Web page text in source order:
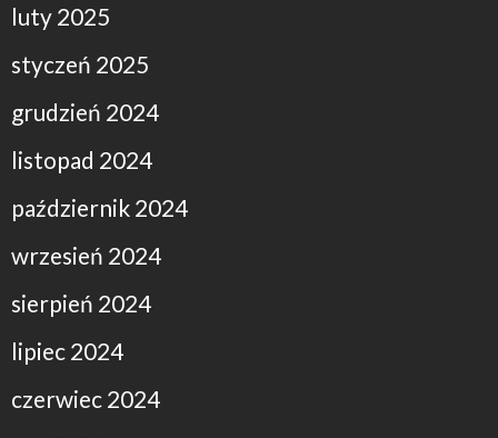
luty 2025
styczeń 2025
grudzień 2024
listopad 2024
październik 2024
wrzesień 2024
sierpień 2024
lipiec 2024
czerwiec 2024